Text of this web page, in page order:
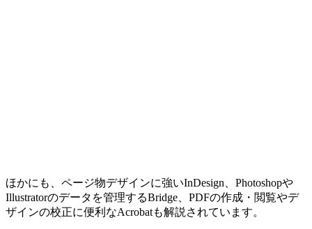
ほかにも、ページ物デザインに強いInDesign、Photoshopや
Illustratorのデータを管理するBridge、PDFの作成・閲覧やデ
ザインの校正に便利なAcrobatも解説されています。